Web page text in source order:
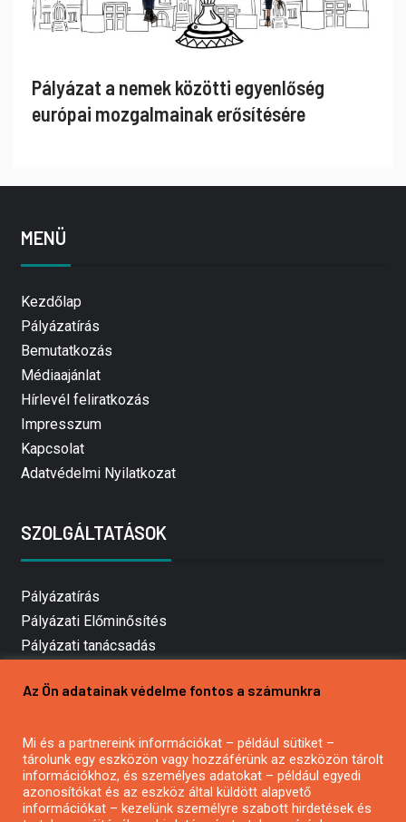
Pályázat a nemek közötti egyenlőség
európai mozgalmainak erősítésére
MENÜ
Kezdőlap
Pályázatírás
Bemutatkozás
Médiaajánlat
Hírlevél feliratkozás
Impresszum
Kapcsolat
Adatvédelmi Nyilatkozat
SZOLGÁLTATÁSOK
Pályázatírás
Pályázati Előminősítés
Pályázati tanácsadás
Mezőgazdasági pályázatírás
Pályázatírás civil szervezeteknek
Pályázatírás önkormányzatoknak
Pályázatfigyelés
Specifikus pályázatfigyelés vagy hírlevél
Az Ön adatainak védelme fontos a számunkra
Mi és a partnereink információkat – például sütiket –
tárolunk egy eszközön vagy hozzáférünk az eszközön tárolt
információkhoz, és személyes adatokat – például egyedi
azonosítókat és az eszköz által küldött alapvető
információkat – kezelünk személyre szabott hirdetések és